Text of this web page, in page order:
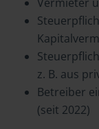
z. B. aus
Betreiber
(seit 2022)